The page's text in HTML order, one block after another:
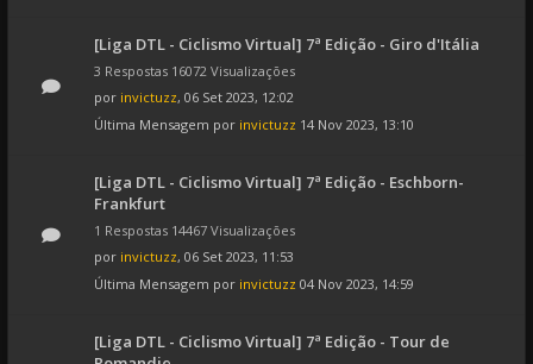
[Liga DTL - Ciclismo Virtual] 7ª Edição - Giro d'Itália
3 Respostas 16072 Visualizações
por invictuzz, 06 Set 2023, 12:02
Última Mensagem por invictuzz 14 Nov 2023, 13:10
[Liga DTL - Ciclismo Virtual] 7ª Edição - Eschborn-
Frankfurt
1 Respostas 14467 Visualizações
por invictuzz, 06 Set 2023, 11:53
Última Mensagem por invictuzz 04 Nov 2023, 14:59
[Liga DTL - Ciclismo Virtual] 7ª Edição - Tour de